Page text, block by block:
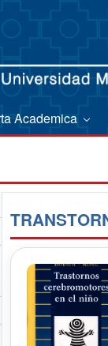
Academica